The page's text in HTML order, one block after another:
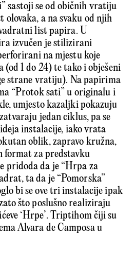
sastoji se od običnih vratiju
olovaka, a na svaku od njih
list papira. U
izvučen je stilizirani
na mjestu koje
(od 1 do 24) te tako i obješeni
strane vratiju). Na papirima
“Protok sati” u originalu i
umjesto kazaljki pokazuju
jedan ciklus, pa se
instalacije, iako vrata
oblik, zapravo kružna,
format za predstavku
pridoda da je “Hrpa za
ta da je “Pomorska”
bi se ove tri instalacije ipak
što poslušno realiziraju
‘Hrpe’. Triptihom čiji su
Alvara de Camposa u